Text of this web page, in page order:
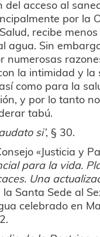
del acceso al
por la
recibe
agua. Sin
numerosas
la intimidad y la
como para la
y por lo tanto
tabú.
si’, § 30.
«Justicia y
para la vida.
Una
Santa Sede al
celebrado en